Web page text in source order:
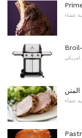
عشاء
امريكي
عشاء